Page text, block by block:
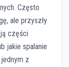
Często
ale przyszły
części
jakie spalanie
z